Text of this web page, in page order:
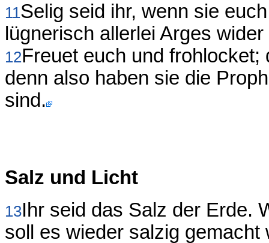
11Selig seid ihr, wenn sie
lügnerisch allerlei Arges
12Freuet euch und
denn also haben sie die
sind.
Salz und Licht
13Ihr seid das Salz der Erde.
soll es wieder salzig